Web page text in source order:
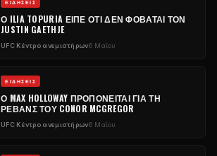
ΕΙΔΉΣΕΙΣ
Ο ILIA TOPURIA ΕΊΠΕ ΌΤΙ ΔΕΝ ΦΟΒΆΤΑΙ ΤΟΝ
JUSTIN GAETHJE
UFCΚέντρο ανεμιστήρων6 Μαΐου
ΕΙΔΉΣΕΙΣ
Ο MAX HOLLOWAY ΠΡΟΠΟΝΕΊΤΑΙ ΓΙΑ ΤΗ
ΡΕΒΆΝΣ ΤΟΥ CONOR MCGREGOR
UFCΚέντρο ανεμιστήρων6 Μαΐου